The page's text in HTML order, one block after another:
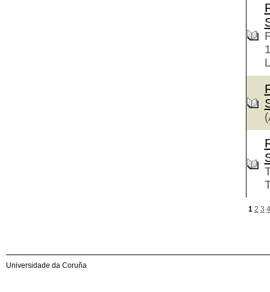
1 2 3 4
Universidade da Coruña